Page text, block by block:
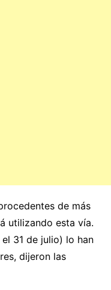
de más
utilizando esta vía.
31 de julio) lo han
dijeron las